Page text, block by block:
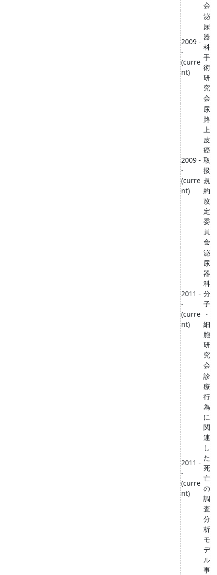
会
2009 -
-
(curre
nt)
泌
尿
器
科
手
術
研
究
会
2009 -
-
(curre
nt)
尿
路
上
皮
癌
取
扱
規
約
改
定
委
員
会
2011 -
-
(curre
nt)
泌
尿
器
科
分
子
・
細
胞
研
究
会
2011 -
-
(curre
nt)
診
療
行
為
に
関
連
し
た
死
亡
の
調
査
分
析
モ
デ
ル
事